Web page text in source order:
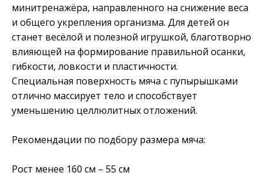
минитренажёра, направленного на снижение веса
и общего укрепления организма. Для детей он
станет весёлой и полезной игрушкой, благотворно
влияющей на формирование правильной осанки,
гибкости, ловкости и пластичности.
Специальная поверхность мяча с пупырышками
отлично массирует тело и способствует
уменьшению целлюлитных отложений.
Рекомендации по подбору размера мяча:
Рост менее 160 см – 55 см